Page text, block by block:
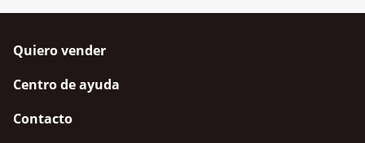
Quiero vender
Centro de ayuda
Contacto